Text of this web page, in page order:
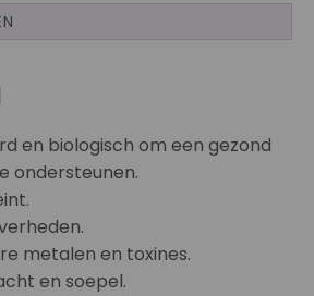
en biologisch om een gezond
ondersteunen.
metalen en toxines.
en soepel.